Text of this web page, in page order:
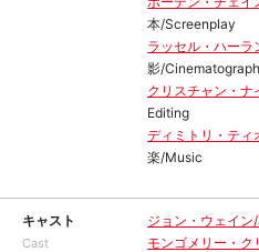
本/Screenplay
ラッセル・ハー
影/
クリスチャン・
Editing
ディミトリ・テ
楽/Music
キャスト
Cast
ジョン・ウェイ
モンゴメリー・